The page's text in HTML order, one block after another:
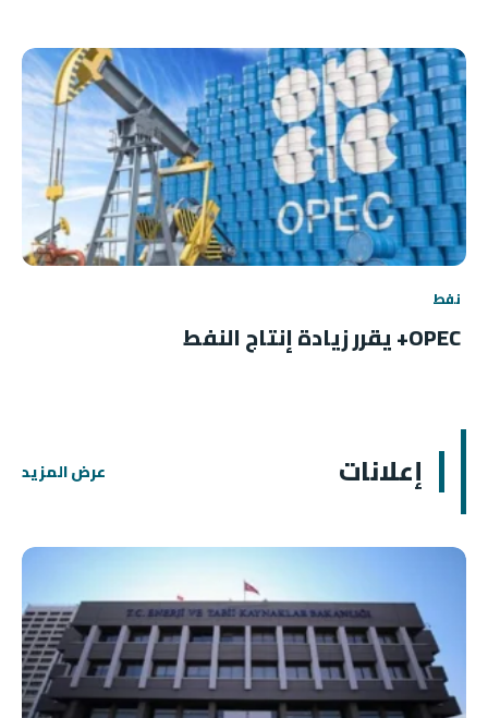
نفط
OPEC+ يقرر زيادة إنتاج النفط
إعلانات عرض المزيد